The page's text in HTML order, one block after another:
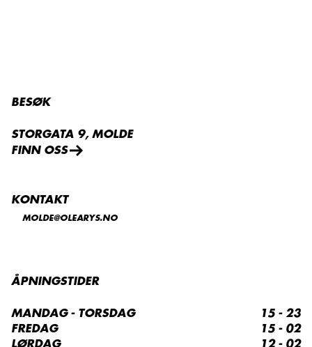
BESØK
STORGATA 9, MOLDE
FINN OSS
KONTAKT
MOLDE@OLEARYS.NO
ÅPNINGSTIDER
MANDAG - TORSDAG
15 - 23
FREDAG
15 - 02
LØRDAG
12 - 02